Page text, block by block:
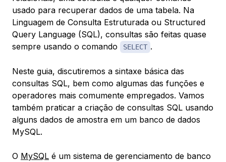
usado para recuperar dados de uma tabela. Na
Linguagem de Consulta Estruturada ou Structured
Query Language (SQL), consultas são feitas quase
sempre usando o comando
SELECT .
Neste guia, discutiremos a sintaxe básica das
consultas SQL, bem como algumas das funções e
operadores mais comumente empregados. Vamos
também praticar a criação de consultas SQL usando
alguns dados de amostra em um banco de dados
MySQL.
O MySQL é um sistema de gerenciamento de banco